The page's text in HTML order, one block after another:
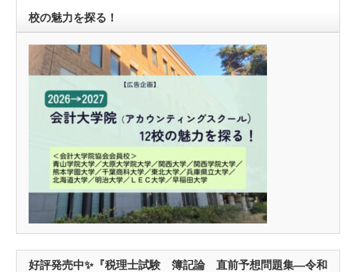
校の魅力を探る！
好評発売中✨『税理士試験 簿記論 直前予想問題集―令和